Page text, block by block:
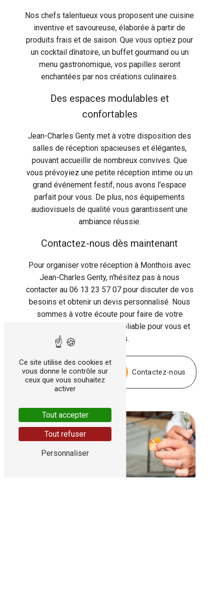
Nos chefs talentueux vous proposent une cuisine
inventive et savoureuse, élaborée à partir de
produits frais et de saison. Que vous optiez pour
un cocktail dînatoire, un buffet gourmand ou un
menu gastronomique, vos papilles seront
enchantées par nos créations culinaires.
Des espaces modulables et
confortables
Jean-Charles Genty met à votre disposition des
salles de réception spacieuses et élégantes,
pouvant accueillir de nombreux convives. Que
vous prévoyiez une petite réception intime ou un
grand événement festif, nous avons l'espace
parfait pour vous. De plus, nos équipements
audiovisuels de qualité vous garantissent une
ambiance réussie.
Contactez-nous dès maintenant
Pour organiser votre réception à Monthois avec
Jean-Charles Genty, n'hésitez pas à nous
contacter au 06 13 23 57 07 pour discuter de vos
besoins et obtenir un devis personnalisé. Nous
sommes à votre écoute pour faire de votre
événement un moment inoubliable pour vous et
vos invités.
En savoir plus Contactez-nous
Ce site utilise des cookies et
vous donne le contrôle sur
ceux que vous souhaitez
activer
Tout accepter
Tout refuser
Personnaliser